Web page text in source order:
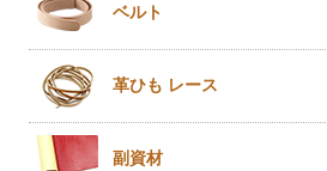
ベルト
革ひも レース
副資材